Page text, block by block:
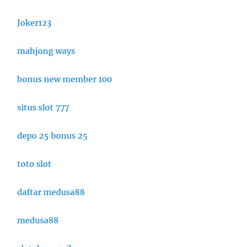
Joker123
mahjong ways
bonus new member 100
situs slot 777
depo 25 bonus 25
toto slot
daftar medusa88
medusa88